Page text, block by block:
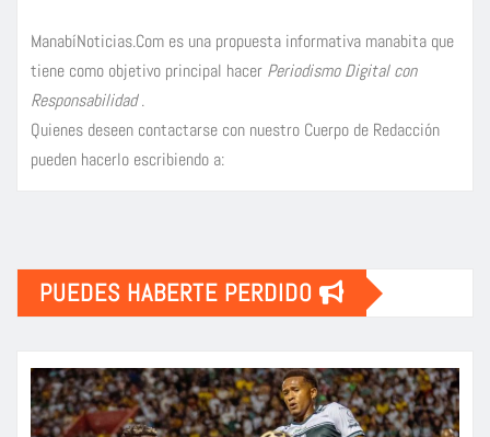
ManabíNoticias.Com es una propuesta informativa manabita que
tiene como objetivo principal hacer Periodismo Digital con
Responsabilidad.
Quienes deseen contactarse con nuestro Cuerpo de Redacción
pueden hacerlo escribiendo a:
PUEDES HABERTE PERDIDO